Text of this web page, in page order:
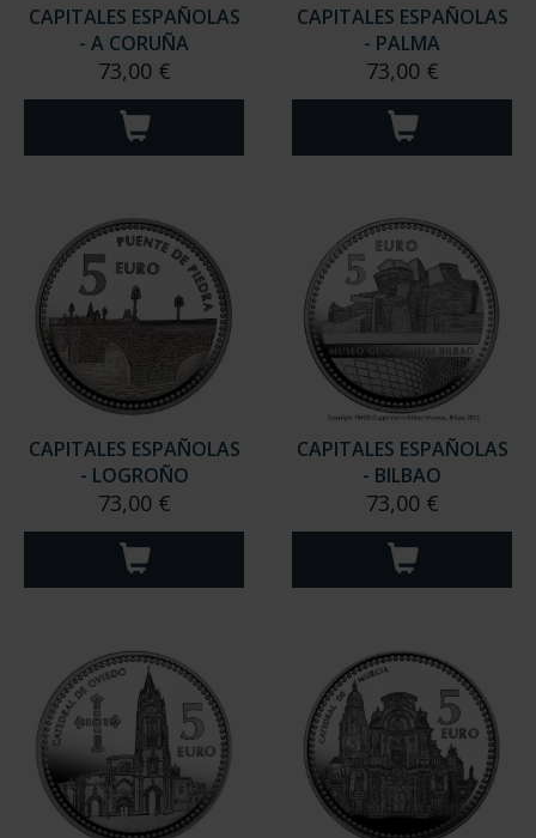
CAPITALES ESPAÑOLAS
- A CORUÑA
73,00 €
CAPITALES ESPAÑOLAS
- PALMA
73,00 €
CAPITALES ESPAÑOLAS
- LOGROÑO
73,00 €
CAPITALES ESPAÑOLAS
- BILBAO
73,00 €